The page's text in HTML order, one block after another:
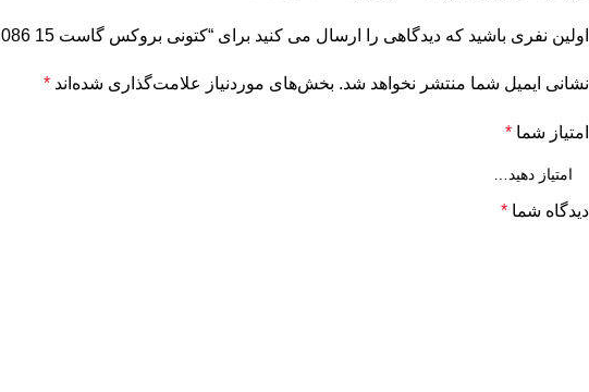
اولین نفری باشید که دیدگاهی را ارسال می کنید برای “کتونی بروکس گاست 15 Brooks ghost 15 1203801B086”
نشانی ایمیل شما منتشر نخواهد شد. بخش‌های موردنیاز علامت‌گذاری شده‌اند *
امتیاز شما *
دیدگاه شما *